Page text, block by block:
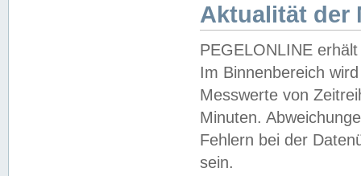
Aktualität der
PEGELONLINE
Im Binnenbereich
Messwerte von
Minuten.
Fehlern bei der
sein.